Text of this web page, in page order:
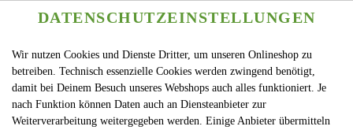
DATENSCHUTZEINSTELLUNGEN
Wir nutzen Cookies und Dienste Dritter, um unseren Onlineshop zu
betreiben. Technisch essenzielle Cookies werden zwingend benötigt,
damit bei Deinem Besuch unseres Webshops auch alles funktioniert. Je
nach Funktion können Daten auch an Diensteanbieter zur
Weiterverarbeitung weitergegeben werden. Einige Anbieter übermitteln